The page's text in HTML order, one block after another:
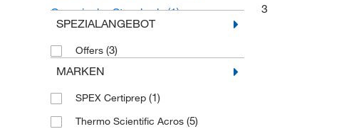
Organische Standards(1)
SPEZIALANGEBOT
Offers (3)
MARKEN
SPEX Certiprep (1)
Thermo Scientific Acros (5)
3